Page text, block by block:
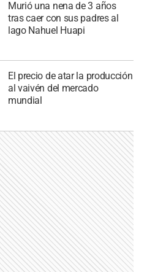
Murió una nena de 3 años
tras caer con sus padres al
lago Nahuel Huapi
El precio de atar la producción
al vaivén del mercado
mundial